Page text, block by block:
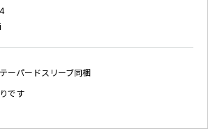
ーパードスリーブ同梱
です